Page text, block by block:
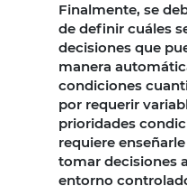
Finalmente, se
de definir cuáles
decisiones que
manera
condiciones
por requerir
prioridades
requiere
tomar decisiones
entorno